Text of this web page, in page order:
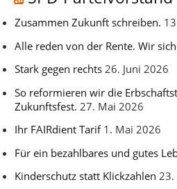
Zusammen Zukunft schreiben.
Alle reden von der Rente. Wir
Stark gegen rechts 26. Juni 2026
So reformieren wir die
Zukunftsfest. 27. Mai 2026
Ihr FAIRdient Tarif 1. Mai 2026
Für ein bezahlbares und gutes
Kinderschutz statt Klickzahlen 23.